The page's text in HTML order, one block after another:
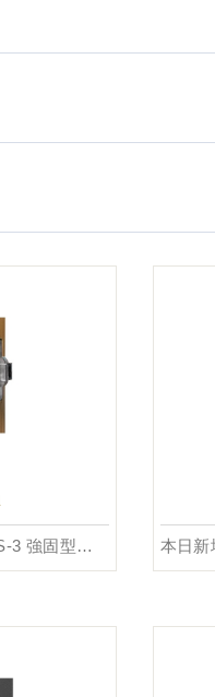
本日新增台製拉門勾鎖，JS-3 強固型雙勾拉門鎖